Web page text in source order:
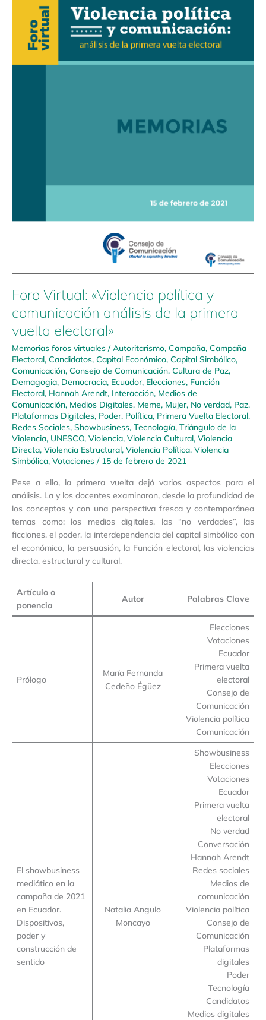
Foro Virtual: «Violencia política y
comunicación análisis de la primera
vuelta electoral»
Memorias foros virtuales /Autoritarismo, Campaña, Campaña
Electoral, Candidatos, Capital Económico, Capital Simbólico,
Comunicación, Consejo de Comunicación, Cultura de Paz,
Demagogia, Democracia, Ecuador, Elecciones, Función
Electoral, Hannah Arendt, Interacción, Medios de
Comunicación, Medios Digitales, Meme, Mujer, No verdad, Paz,
Plataformas Digitales, Poder, Política, Primera Vuelta Electoral,
Redes Sociales, Showbusiness, Tecnología, Triángulo de la
Violencia, UNESCO, Violencia, Violencia Cultural, Violencia
Directa, Violencia Estructural, Violencia Política, Violencia
Simbólica, Votaciones / 15 de febrero de 2021
Pese a ello, la primera vuelta dejó varios aspectos para el
análisis. La y los docentes examinaron, desde la profundidad de
los conceptos y con una perspectiva fresca y contemporánea
temas como: los medios digitales, las “no verdades”, las
ficciones, el poder, la interdependencia del capital simbólico con
el económico, la persuasión, la Función electoral, las violencias
directa, estructural y cultural.
Artículo o
ponencia
Autor Palabras Clave
Prólogo
María Fernanda
Cedeño Égüez
Elecciones
Votaciones
Ecuador
Primera vuelta
electoral
Consejo de
Comunicación
Violencia política
Comunicación
El showbusiness
mediático en la
campaña de 2021
en Ecuador.
Dispositivos,
poder y
construcción de
sentido
Natalia Angulo
Moncayo
Showbusiness
Elecciones
Votaciones
Ecuador
Primera vuelta
electoral
No verdad
Conversación
Hannah Arendt
Redes sociales
Medios de
comunicación
Violencia política
Consejo de
Comunicación
Plataformas
digitales
Poder
Tecnología
Candidatos
Medios digitales
vuelta